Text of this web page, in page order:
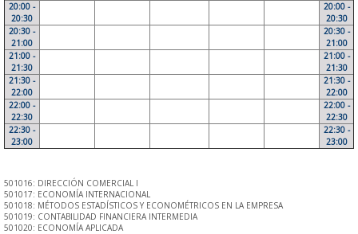
20:00 -
20:30
20:00 -
20:30
20:30 -
21:00
20:30 -
21:00
21:00 -
21:30
21:00 -
21:30
21:30 -
22:00
21:30 -
22:00
22:00 -
22:30
22:00 -
22:30
22:30 -
23:00
22:30 -
23:00
501016: DIRECCIÓN COMERCIAL I
501017: ECONOMÍA INTERNACIONAL
501018: MÉTODOS ESTADÍSTICOS Y ECONOMÉTRICOS EN LA EMPRESA
501019: CONTABILIDAD FINANCIERA INTERMEDIA
501020: ECONOMÍA APLICADA